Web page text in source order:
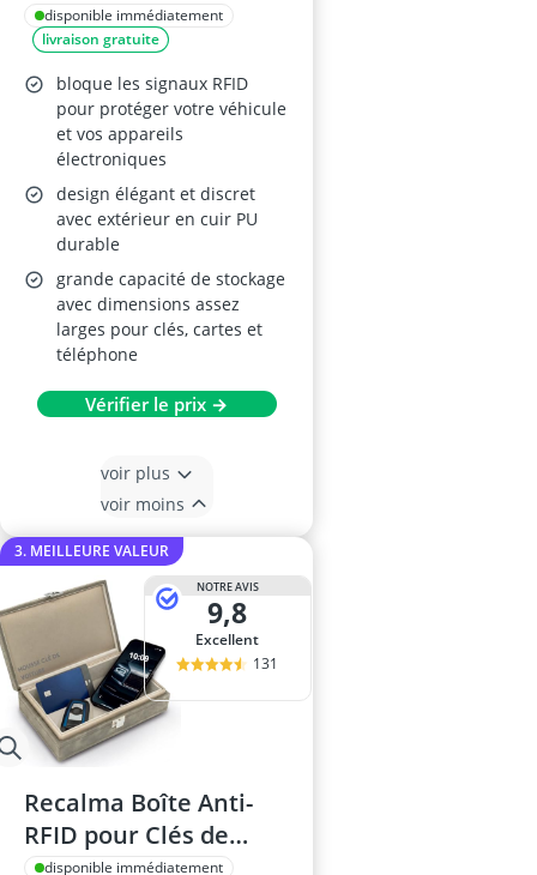
disponible immédiatement
livraison gratuite
bloque les signaux RFID
pour protéger votre véhicule
et vos appareils
électroniques
design élégant et discret
avec extérieur en cuir PU
durable
grande capacité de stockage
avec dimensions assez
larges pour clés, cartes et
téléphone
Vérifier le prix →
voir plus
voir moins
3. MEILLEURE VALEUR
NOTRE AVIS
9,8
Excellent
131
Recalma Boîte Anti-
RFID pour Clés de
Voiture – Keyless Go,
disponible immédiatement